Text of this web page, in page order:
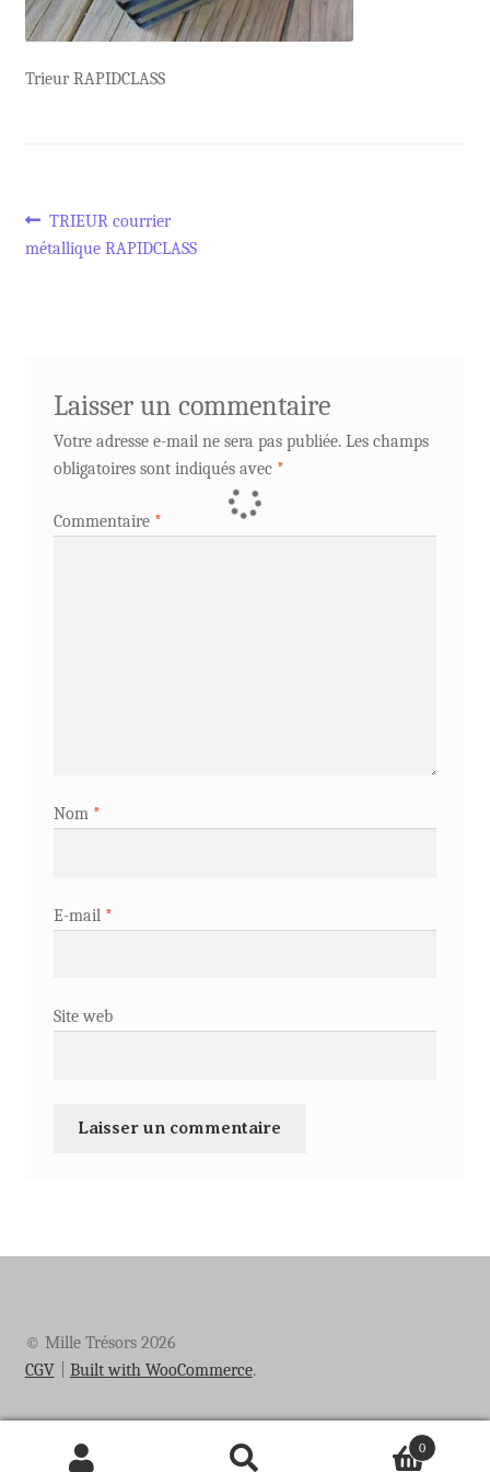
Trieur RAPIDCLASS
Navigation
Article
précédent :
TRIEUR courrier
métallique RAPIDCLASS
Laisser un commentaire
Votre adresse e-mail ne sera pas publiée. Les champs
obligatoires sont indiqués avec *
Commentaire *
Nom *
E-mail *
Site web
© Mille Trésors 2026
CGV
Built with WooCommerce.
0